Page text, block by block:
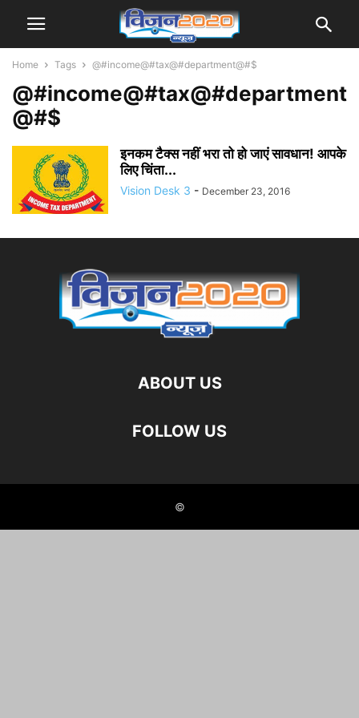
Home Tags @#income@#tax@#department@#$
@#income@#tax@#department
@#$
इनकम टैक्स नहीं भरा तो हो जाएं सावधान! आपके
लिए चिंता...
Vision Desk 3 - December 23, 2016
ABOUT US
FOLLOW US
©